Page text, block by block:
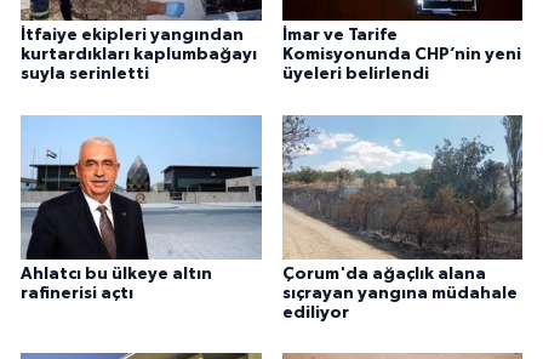
İtfaiye ekipleri yangından
kurtardıkları kaplumbağayı
suyla serinletti
İmar ve Tarife
Komisyonunda CHP’nin yeni
üyeleri belirlendi
Ahlatcı bu ülkeye altın
rafinerisi açtı
Çorum'da ağaçlık alana
sıçrayan yangına müdahale
ediliyor